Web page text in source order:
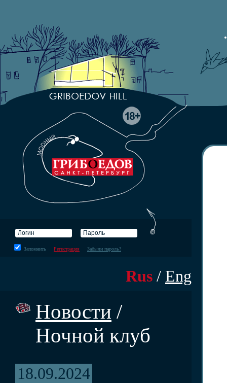
Запомнить Регистрация Забыли пароль?
Rus / Eng
Новости /
Ночной клуб
18.09.2024